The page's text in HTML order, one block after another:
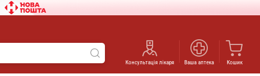
Консультація лікаря Ваша аптека Кошик